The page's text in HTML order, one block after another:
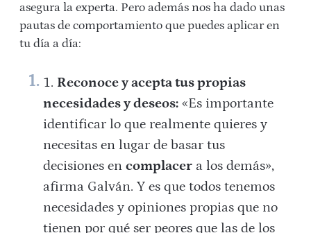
asegura la experta. Pero además nos ha dado unas
pautas de comportamiento que puedes aplicar en
tu día a día:
Reconoce y acepta tus propias
necesidades y deseos:«Es importante
identificar lo que realmente quieres y
necesitas en lugar de basar tus
decisiones en complacera los demás»,
afirma Galván. Y es que todos tenemos
necesidades y opiniones propias que no
tienen por qué ser peores que las de los